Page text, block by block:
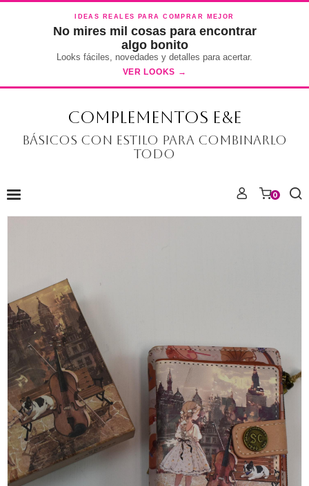
IDEAS REALES PARA COMPRAR MEJOR
No mires mil cosas para encontrar
algo bonito
Looks fáciles, novedades y detalles para acertar.
VER LOOKS →
COMPLEMENTOS E&E
Básicos con estilo para combinarlo
todo
0